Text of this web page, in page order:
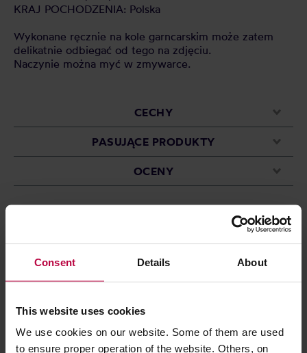
Consent Details About
This website uses cookies
We use cookies on our website. Some of them are used
to ensure proper operation of the website. Others, on
KRAJ POCHODZENIA: Polska
Wykonane ręcznie na kole garncarskim może zatem
delikatnie odbiegać od tego na zdjęciu.
Naczynie można myć w zmywarce.
CECHY
PASUJĄCE PRODUKTY
OCENY